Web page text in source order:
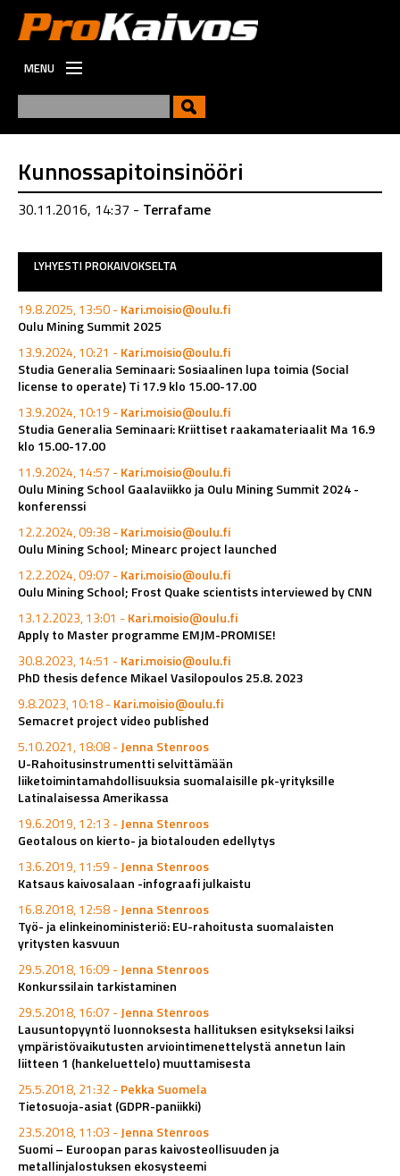
MENU
VIESTINTÄ
Kunnossapitoinsinööri
30.11.2016, 14:37 - Terrafame
LYHYESTI PROKAIVOKSELTA
19.8.2025, 13:50 -Kari.moisio@oulu.fi
Oulu Mining Summit 2025
13.9.2024, 10:21 -Kari.moisio@oulu.fi
Studia Generalia Seminaari: Sosiaalinen lupa toimia (Social
license to operate) Ti 17.9 klo 15.00-17.00
13.9.2024, 10:19 -Kari.moisio@oulu.fi
Studia Generalia Seminaari: Kriittiset raakamateriaalit Ma 16.9
klo 15.00-17.00
11.9.2024, 14:57 -Kari.moisio@oulu.fi
Oulu Mining School Gaalaviikko ja Oulu Mining Summit 2024 -
konferenssi
12.2.2024, 09:38 -Kari.moisio@oulu.fi
Oulu Mining School; Minearc project launched
12.2.2024, 09:07 -Kari.moisio@oulu.fi
Oulu Mining School; Frost Quake scientists interviewed by CNN
13.12.2023, 13:01 -Kari.moisio@oulu.fi
Apply to Master programme EMJM-PROMISE!
30.8.2023, 14:51 -Kari.moisio@oulu.fi
PhD thesis defence Mikael Vasilopoulos 25.8. 2023
9.8.2023, 10:18 -Kari.moisio@oulu.fi
Semacret project video published
5.10.2021, 18:08 -Jenna Stenroos
U-Rahoitusinstrumentti selvittämään
liiketoimintamahdollisuuksia suomalaisille pk-yrityksille
Latinalaisessa Amerikassa
19.6.2019, 12:13 -Jenna Stenroos
Geotalous on kierto- ja biotalouden edellytys
13.6.2019, 11:59 -Jenna Stenroos
Katsaus kaivosalaan -infograafi julkaistu
16.8.2018, 12:58 -Jenna Stenroos
Työ- ja elinkeinoministeriö: EU-rahoitusta suomalaisten
yritysten kasvuun
29.5.2018, 16:09 -Jenna Stenroos
Konkurssilain tarkistaminen
29.5.2018, 16:07 -Jenna Stenroos
Lausuntopyyntö luonnoksesta hallituksen esitykseksi laiksi
ympäristövaikutusten arviointimenettelystä annetun lain
liitteen 1 (hankeluettelo) muuttamisesta
25.5.2018, 21:32 -Pekka Suomela
Tietosuoja-asiat (GDPR-paniikki)
23.5.2018, 11:03 -Jenna Stenroos
Suomi – Euroopan paras kaivosteollisuuden ja
metallinjalostuksen ekosysteemi